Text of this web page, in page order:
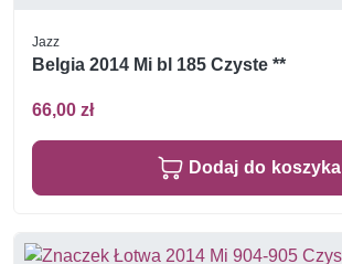
Jazz
Belgia 2014 Mi bl 185 Czyste **
66,00 zł
Dodaj do koszyka